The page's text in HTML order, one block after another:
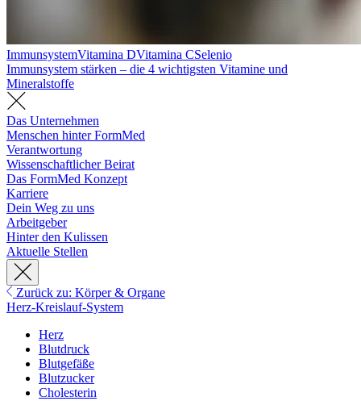
ImmunsystemVitamina DVitamina CSelenio
Immunsystem stärken – die 4 wichtigsten Vitamine und
Mineralstoffe
Das Unternehmen
Menschen hinter FormMed
Verantwortung
Wissenschaftlicher Beirat
Das FormMed Konzept
Karriere
Dein Weg zu uns
Arbeitgeber
Hinter den Kulissen
Aktuelle Stellen
Zurück zu: Körper & Organe
Herz-Kreislauf-System
Herz
Blutdruck
Blutgefäße
Blutzucker
Cholesterin